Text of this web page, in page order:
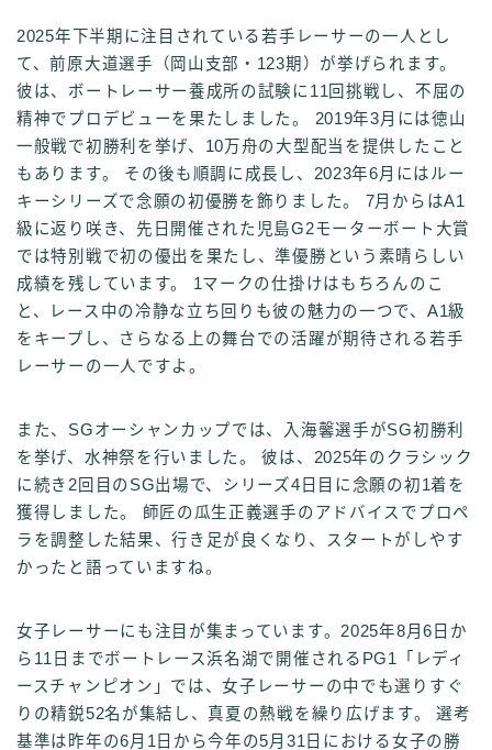
2025年下半期に注目されている若手レーサーの一人とし
て、前原大道選手（岡山支部・123期）が挙げられます。
彼は、ボートレーサー養成所の試験に11回挑戦し、不屈の
精神でプロデビューを果たしました。 2019年3月には徳山
一般戦で初勝利を挙げ、10万舟の大型配当を提供したこと
もあります。 その後も順調に成長し、2023年6月にはルー
キーシリーズで念願の初優勝を飾りました。 7月からはA1
級に返り咲き、先日開催された児島G2モーターボート大賞
では特別戦で初の優出を果たし、準優勝という素晴らしい
成績を残しています。 1マークの仕掛けはもちろんのこ
と、レース中の冷静な立ち回りも彼の魅力の一つで、A1級
をキープし、さらなる上の舞台での活躍が期待される若手
レーサーの一人ですよ。
また、SGオーシャンカップでは、入海馨選手がSG初勝利
を挙げ、水神祭を行いました。 彼は、2025年のクラシック
に続き2回目のSG出場で、シリーズ4日目に念願の初1着を
獲得しました。 師匠の瓜生正義選手のアドバイスでプロペ
ラを調整した結果、行き足が良くなり、スタートがしやす
かったと語っていますね。
女子レーサーにも注目が集まっています。2025年8月6日か
ら11日までボートレース浜名湖で開催されるPG1「レディ
ースチャンピオン」では、女子レーサーの中でも選りすぐ
りの精鋭52名が集結し、真夏の熱戦を繰り広げます。 選考
基準は昨年の6月1日から今年の5月31日における女子の勝